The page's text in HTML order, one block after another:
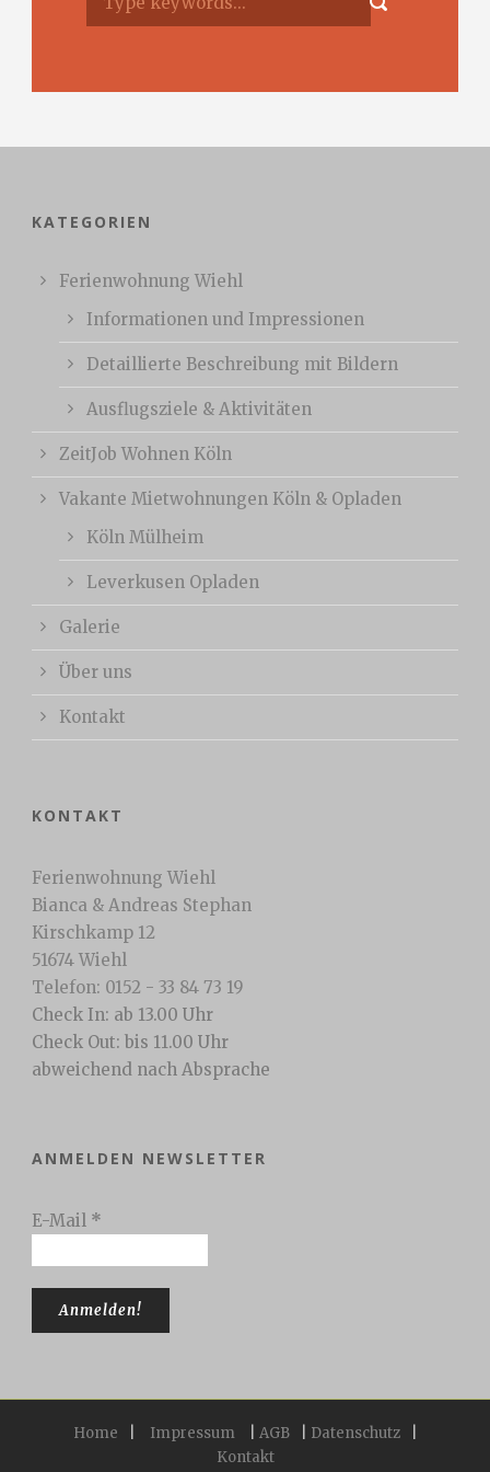
KATEGORIEN
Ferienwohnung Wiehl
Informationen und Impressionen
Detaillierte Beschreibung mit Bildern
Ausflugsziele & Aktivitäten
ZeitJob Wohnen Köln
Vakante Mietwohnungen Köln & Opladen
Köln Mülheim
Leverkusen Opladen
Galerie
Über uns
Kontakt
KONTAKT
Ferienwohnung Wiehl
Bianca & Andreas Stephan
Kirschkamp 12
51674 Wiehl
Telefon: 0152 - 33 84 73 19
Check In: ab 13.00 Uhr
Check Out: bis 11.00 Uhr
abweichend nach Absprache
ANMELDEN NEWSLETTER
E-Mail *
Home Impressum AGB Datenschutz
Kontakt